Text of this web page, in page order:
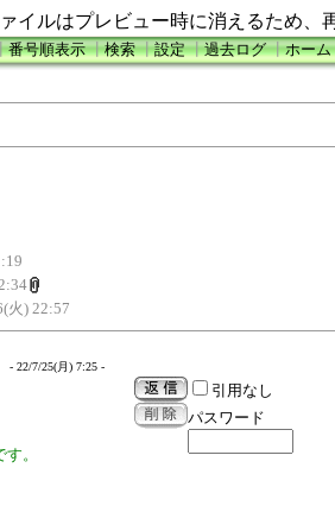
ルはプレビュー時に消えるため、
番号順表示┃検索┃設定┃過去ログ┃ホーム
火) 22:57
- 22/7/25(月) 7:25 -
。
引用なし
パスワード